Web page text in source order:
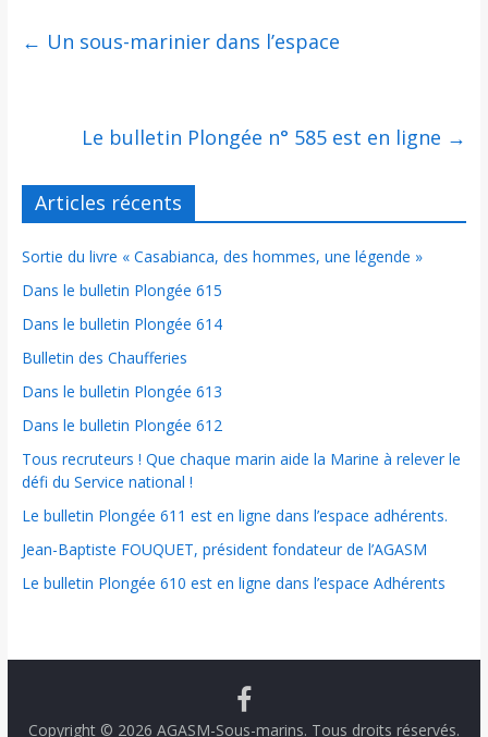
← Un sous-marinier dans l’espace
Le bulletin Plongée n° 585 est en ligne →
Articles récents
Sortie du livre « Casabianca, des hommes, une légende »
Dans le bulletin Plongée 615
Dans le bulletin Plongée 614
Bulletin des Chaufferies
Dans le bulletin Plongée 613
Dans le bulletin Plongée 612
Tous recruteurs ! Que chaque marin aide la Marine à relever le
défi du Service national !
Le bulletin Plongée 611 est en ligne dans l’espace adhérents.
Jean-Baptiste FOUQUET, président fondateur de l’AGASM
Le bulletin Plongée 610 est en ligne dans l’espace Adhérents
Copyright © 2026 AGASM-Sous-marins. Tous droits réservés.